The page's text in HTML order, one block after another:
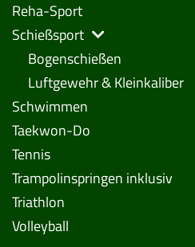
Reha-Sport
Schießsport
Bogenschießen
Luftgewehr & Kleinkaliber
Schwimmen
Taekwon-Do
Tennis
Trampolinspringen inklusiv
Triathlon
Volleyball